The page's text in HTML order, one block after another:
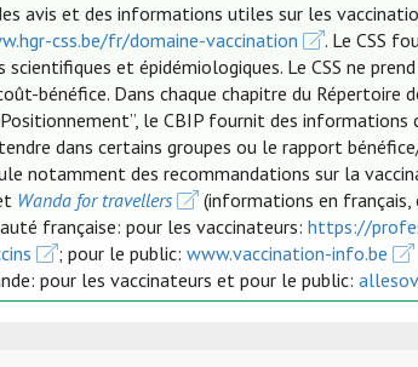
avis et des informations utiles sur les
css.be/fr/domaine-vaccination
. Le CSS
et épidémiologiques. Le CSS ne
bénéfice. Dans chaque chapitre du Répertoire
“Positionnement”, le CBIP fournit des
dans certains groupes ou le rapport
notamment des recommandations sur la
Wanda for travellers
(informations en français,
française: pour les vaccinateurs:https://
; pour le public:www.vaccination-info.be
pour les vaccinateurs et pour le public: